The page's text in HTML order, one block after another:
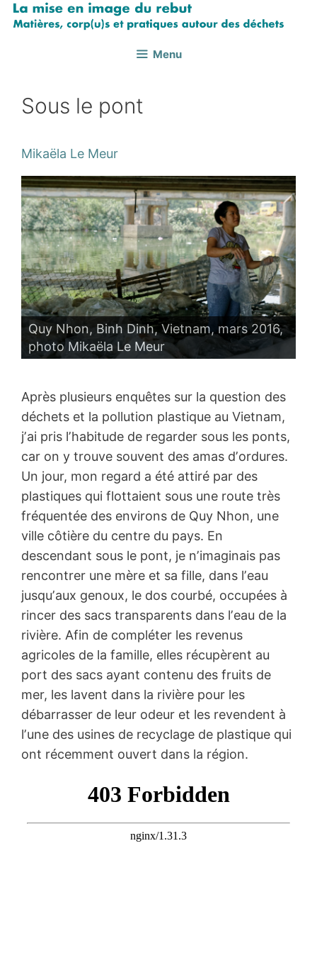
Aller
Menu
Sous le pont
Mikaëla Le Meur
Quy Nhon, Binh Dinh, Vietnam, mars 2016,
photo Mikaëla Le Meur
Après plusieurs enquêtes sur la question des
déchets et la pollution plastique au Vietnam,
jʼai pris lʼhabitude de regarder sous les ponts,
car on y trouve souvent des amas dʼordures.
Un jour, mon regard a été attiré par des
plastiques qui flottaient sous une route très
fréquentée des environs de Quy Nhon, une
ville côtière du centre du pays. En
descendant sous le pont, je nʼimaginais pas
rencontrer une mère et sa fille, dans lʼeau
jusquʼaux genoux, le dos courbé, occupées à
rincer des sacs transparents dans lʼeau de la
rivière. Afin de compléter les revenus
agricoles de la famille, elles récupèrent au
port des sacs ayant contenu des fruits de
mer, les lavent dans la rivière pour les
débarrasser de leur odeur et les revendent à
lʼune des usines de recyclage de plastique qui
ont récemment ouvert dans la région.